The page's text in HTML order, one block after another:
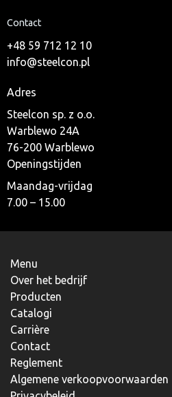
Contact
+48 59 712 12 10
info@steelcon.pl
Adres
Steelcon sp. z o.o.
Warblewo 24A
76-200 Warblewo
Openingstijden
Maandag-vrijdag
7.00 – 15.00
Menu
Over het bedrijf
Producten
Catalogi
Carrière
Contact
Reglement
Algemene verkoopvoorwaarden